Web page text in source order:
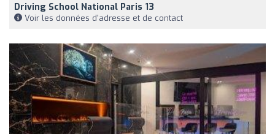
Driving School National Paris 13
Voir les données d'adresse et de contact